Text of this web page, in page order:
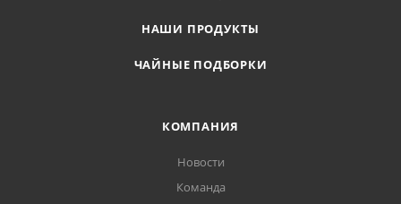
НАШИ ПРОДУКТЫ
ЧАЙНЫЕ ПОДБОРКИ
КОМПАНИЯ
Новости
Команда